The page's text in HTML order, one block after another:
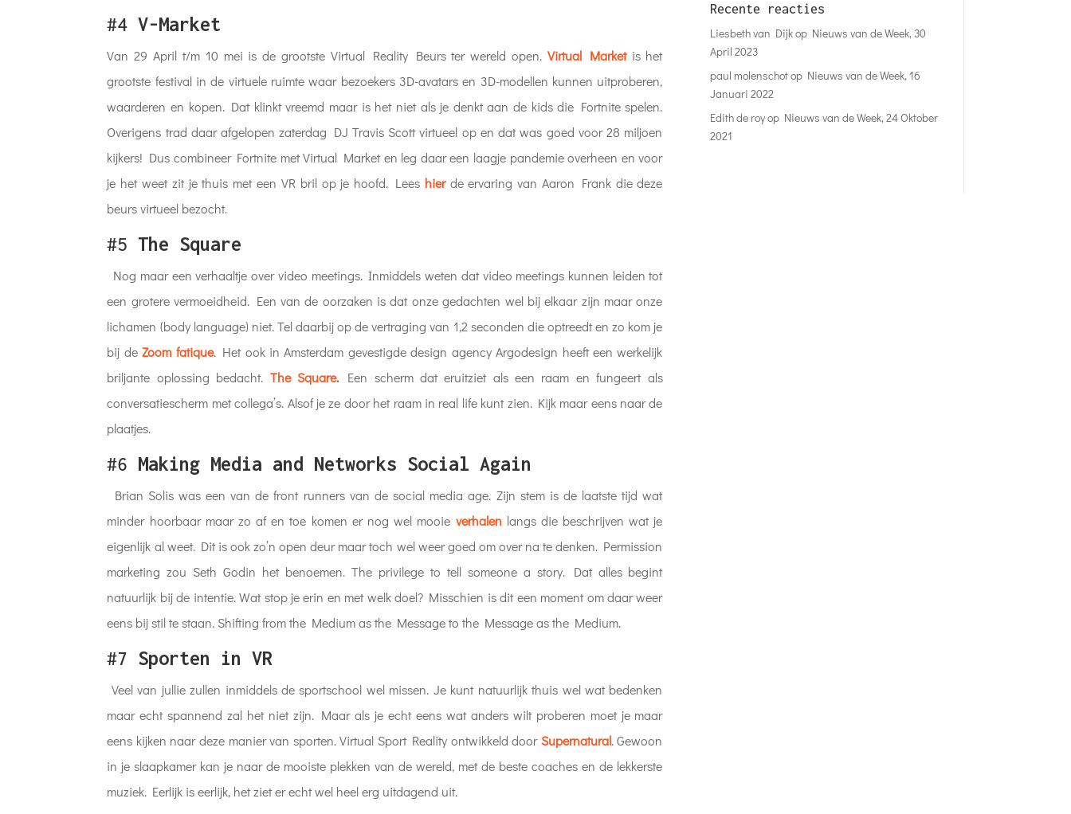
#4V-Market
Van 29 April t/m 10 mei is de grootste Virtual Reality Beurs ter wereld open. Virtual Marketis het
grootste festival in de virtuele ruimte waar bezoekers 3D-avatars en 3D-modellen kunnen uitproberen,
waarderen en kopen. Dat klinkt vreemd maar is het niet als je denkt aan de kids die Fortnite spelen.
Overigens trad daar afgelopen zaterdag DJ Travis Scott virtueel op en dat was goed voor 28 miljoen
kijkers! Dus combineer Fortnite met Virtual Market en leg daar een laagje pandemie overheen en voor
je het weet zit je thuis met een VR bril op je hoofd. Lees hierde ervaring van Aaron Frank die deze
beurs virtueel bezocht.
#5 The Square
Nog maar een verhaaltje over video meetings. Inmiddels weten dat video meetings kunnen leiden tot
een grotere vermoeidheid. Een van de oorzaken is dat onze gedachten wel bij elkaar zijn maar onze
lichamen (body language) niet. Tel daarbij op de vertraging van 1,2 seconden die optreedt en zo kom je
bij deZoom fatique. Het ook in Amsterdam gevestigde design agency Argodesign heeft een werkelijk
briljante oplossing bedacht. The Square.Een scherm dat eruitziet als een raam en fungeert als
conversatiescherm met collega’s. Alsof je ze door het raam in real life kunt zien. Kijk maar eens naar de
plaatjes.
#6 Making Media and Networks Social Again
Brian Solis was een van de front runners van de social media age. Zijn stem is de laatste tijd wat
minder hoorbaar maar zo af en toe komen er nog wel mooie verhalenlangs die beschrijven wat je
eigenlijk al weet. Dit is ook zo’n open deur maar toch wel weer goed om over na te denken. Permission
marketing zou Seth Godin het benoemen. The privilege to tell someone a story. Dat alles begint
natuurlijk bij de intentie. Wat stop je erin en met welk doel? Misschien is dit een moment om daar weer
eens bij stil te staan. Shifting from the Medium as the Message to the Message as the Medium.
#7 Sporten in VR
Veel van jullie zullen inmiddels de sportschool wel missen. Je kunt natuurlijk thuis wel wat bedenken
maar echt spannend zal het niet zijn. Maar als je echt eens wat anders wilt proberen moet je maar
eens kijken naar deze manier van sporten. Virtual Sport Reality ontwikkeld doorSupernatural. Gewoon
in je slaapkamer kan je naar de mooiste plekken van de wereld, met de beste coaches en de lekkerste
muziek. Eerlijk is eerlijk, het ziet er echt wel heel erg uitdagend uit.
Recente reacties
Liesbeth van Dijkop Nieuws van de Week, 30
April 2023
paul molenschotop Nieuws van de Week, 16
Januari 2022
Edith de royop Nieuws van de Week, 24 Oktober
2021